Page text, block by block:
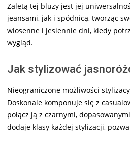
Zaletą tej bluzy jest jej
jeansami, jak i spódnicą, tworząc
wiosenne i jesiennie dni, kiedy
wygląd.
Jak stylizować
Nieograniczone możliwości
Doskonale komponuje się z
połącz ją z czarnymi,
dodaje klasy każdej stylizacji,